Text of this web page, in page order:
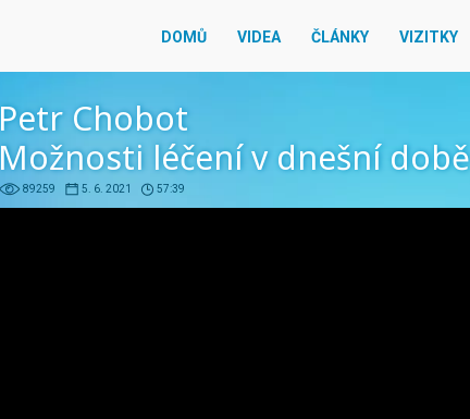
DOMŮ VIDEA ČLÁNKY VIZITKY
Petr Chobot
Možnosti léčení v dnešní době
89259 5. 6. 2021 57:39